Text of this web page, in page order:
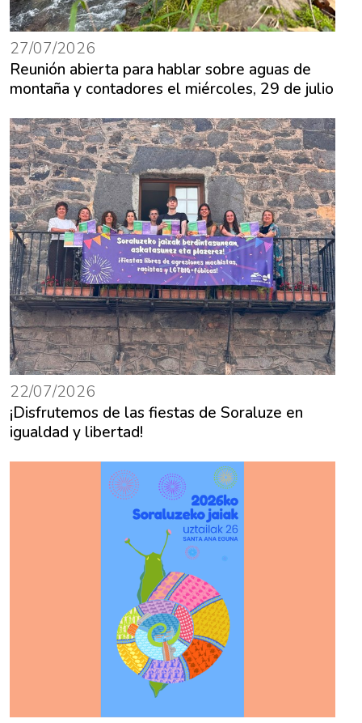
27/07/2026
Reunión abierta para hablar sobre aguas de
montaña y contadores el miércoles, 29 de julio
22/07/2026
¡Disfrutemos de las fiestas de Soraluze en
igualdad y libertad!